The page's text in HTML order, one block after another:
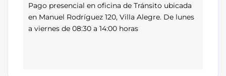
Pago presencial en oficina de Tránsito ubicada
en Manuel Rodríguez 120, Villa Alegre. De lunes
a viernes de 08:30 a 14:00 horas